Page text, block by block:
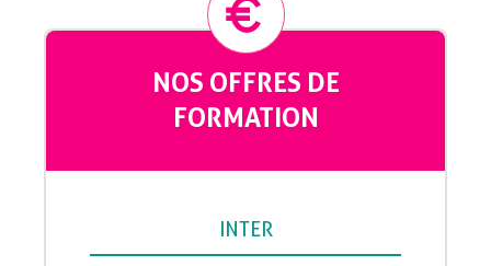
NOS OFFRES DE
FORMATION
INTER